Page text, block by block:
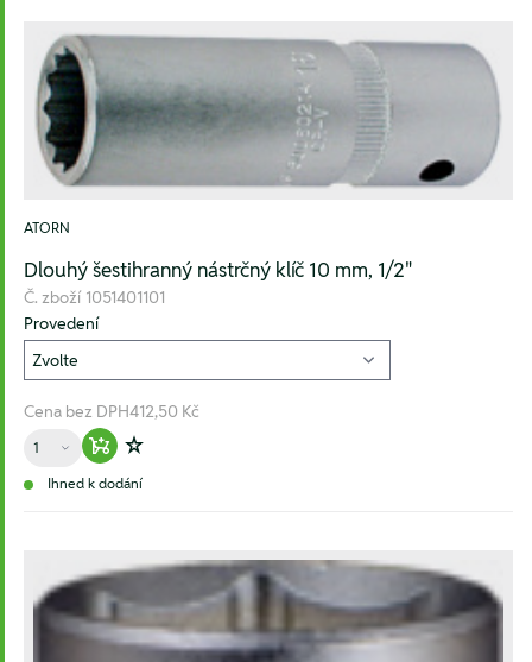
ATORN
Dlouhý šestihranný nástrčný klíč 10 mm, 1/2"
Č. zboží 1051401101
Provedení
Cena bez DPH412,50 Kč
Množství
Warenkorb hinzufügen
Zur Wunschliste hinzufügen
Ihned k dodání